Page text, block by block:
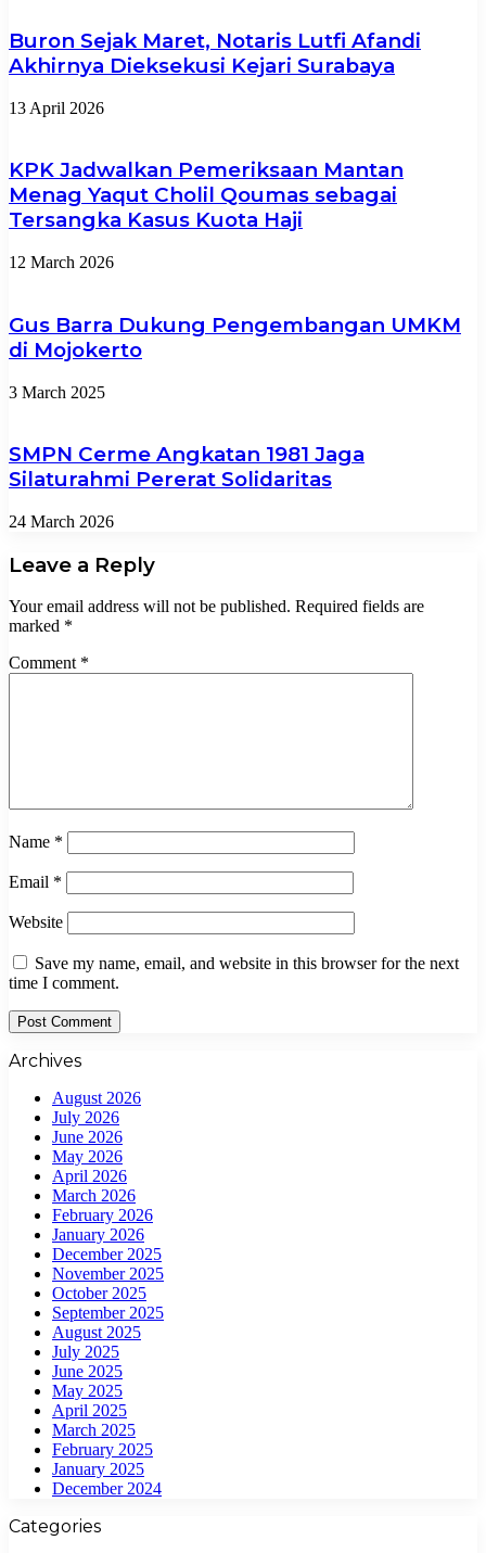
Buron Sejak Maret, Notaris Lutfi Afandi
Akhirnya Dieksekusi Kejari Surabaya
13 April 2026
KPK Jadwalkan Pemeriksaan Mantan
Menag Yaqut Cholil Qoumas sebagai
Tersangka Kasus Kuota Haji
12 March 2026
Gus Barra Dukung Pengembangan UMKM
di Mojokerto
3 March 2025
SMPN Cerme Angkatan 1981 Jaga
Silaturahmi Pererat Solidaritas
24 March 2026
Leave a Reply
Your email address will not be published. Required fields are
marked *
Comment *
Name *
Email *
Website
Save my name, email, and website in this browser for the next
time I comment.
Archives
August 2026
July 2026
June 2026
May 2026
April 2026
March 2026
February 2026
January 2026
December 2025
November 2025
October 2025
September 2025
August 2025
July 2025
June 2025
May 2025
April 2025
March 2025
February 2025
January 2025
December 2024
Categories